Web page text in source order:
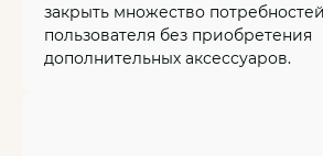
закрыть множество
пользователя без приобретения
дополнительных аксессуаров.
КАТАЛОГ